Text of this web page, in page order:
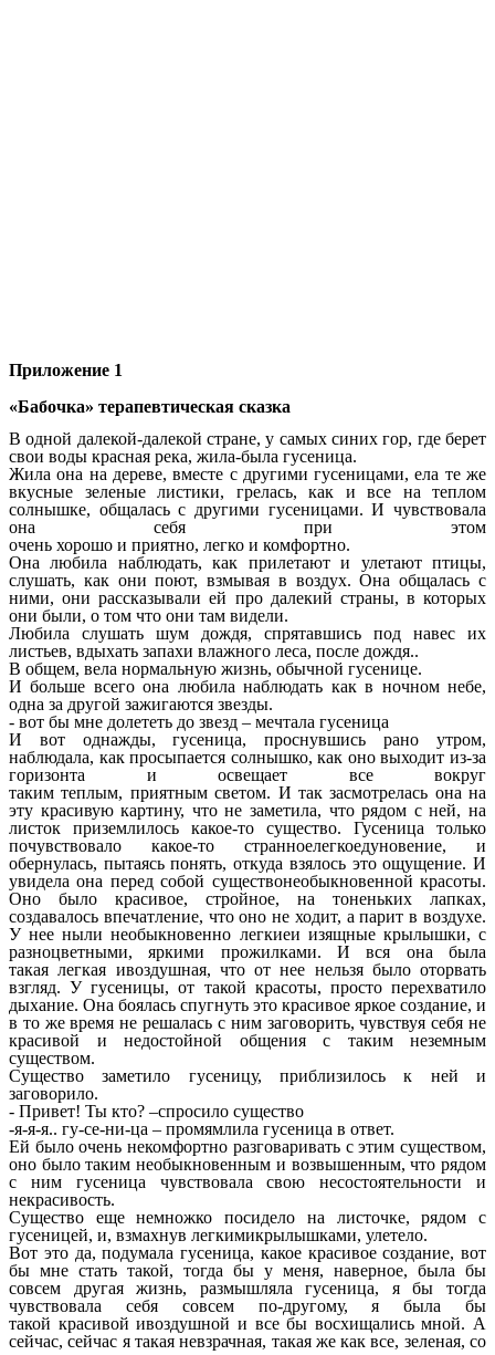
Приложение 1
«Бабочка» терапевтическая сказка
В одной далекой-далекой стране, у самых синих гор, где берет
свои воды красная река, жила-была гусеница.
Жила она на дереве, вместе с другими гусеницами, ела те же
вкусные зеленые листики, грелась, как и все на теплом
солнышке, общалась с другими гусеницами. И чувствовала
она себя при этом
очень хорошо и приятно, легко и комфортно.
Она любила наблюдать, как прилетают и улетают птицы,
слушать, как они поют, взмывая в воздух. Она общалась с
ними, они рассказывали ей про далекий страны, в которых
они были, о том что они там видели.
Любила слушать шум дождя, спрятавшись под навес их
листьев, вдыхать запахи влажного леса, после дождя..
В общем, вела нормальную жизнь, обычной гусенице.
И больше всего она любила наблюдать как в ночном небе,
одна за другой зажигаются звезды.
- вот бы мне долететь до звезд – мечтала гусеница
И вот однажды, гусеница, проснувшись рано утром,
наблюдала, как просыпается солнышко, как оно выходит из-за
горизонта и освещает все вокруг
таким теплым, приятным светом. И так засмотрелась она на
эту красивую картину, что не заметила, что рядом с ней, на
листок приземлилось какое-то существо. Гусеница только
почувствовало какое-то странноелегкоедуновение, и
обернулась, пытаясь понять, откуда взялось это ощущение. И
увидела она перед собой существонеобыкновенной красоты.
Оно было красивое, стройное, на тоненьких лапках,
создавалось впечатление, что оно не ходит, а парит в воздухе.
У нее ныли необыкновенно легкиеи изящные крылышки, с
разноцветными, яркими прожилками. И вся она была
такая легкая ивоздушная, что от нее нельзя было оторвать
взгляд. У гусеницы, от такой красоты, просто перехватило
дыхание. Она боялась спугнуть это красивое яркое создание, и
в то же время не решалась с ним заговорить, чувствуя себя не
красивой и недостойной общения с таким неземным
существом.
Существо заметило гусеницу, приблизилось к ней и
заговорило.
- Привет! Ты кто? –спросило существо
-я-я-я.. гу-се-ни-ца – промямлила гусеница в ответ.
Ей было очень некомфортно разговаривать с этим существом,
оно было таким необыкновенным и возвышенным, что рядом
с ним гусеница чувствовала свою несостоятельности и
некрасивость.
Существо еще немножко посидело на листочке, рядом с
гусеницей, и, взмахнув легкимикрылышками, улетело.
Вот это да, подумала гусеница, какое красивое создание, вот
бы мне стать такой, тогда бы у меня, наверное, была бы
совсем другая жизнь, размышляла гусеница, я бы тогда
чувствовала себя совсем по-другому, я была бы
такой красивой ивоздушной и все бы восхищались мной. А
сейчас, сейчас я такая невзрачная, такая же как все, зеленая, со